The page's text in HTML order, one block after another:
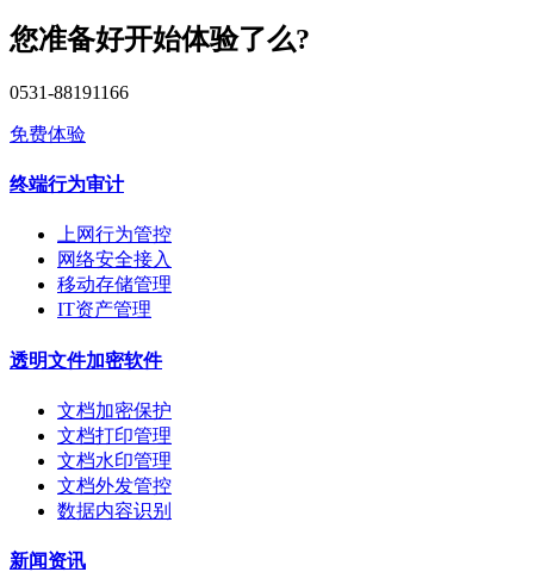
您准备好开始体验了么?
0531-88191166
免费体验
终端行为审计
上网行为管控
网络安全接入
移动存储管理
IT资产管理
透明文件加密软件
文档加密保护
文档打印管理
文档水印管理
文档外发管控
数据内容识别
新闻资讯